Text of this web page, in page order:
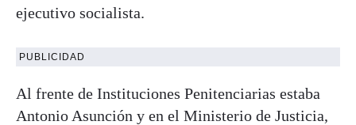
ejecutivo socialista.
PUBLICIDAD
Al frente de Instituciones Penitenciarias estaba
Antonio Asunción y en el Ministerio de Justicia,